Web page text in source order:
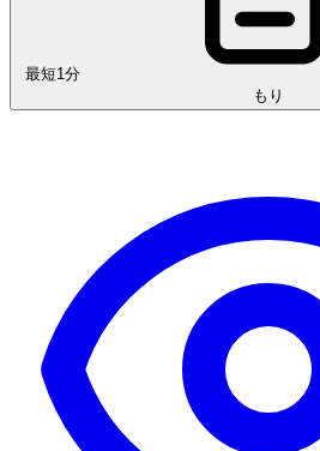
最短1分
もり